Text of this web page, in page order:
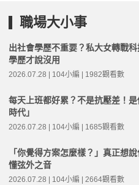
職場大小事
出社會學歷不重要？私大女轉戰
學歷才說沒用
2026.07.28 | 104小編 | 1982觀看數
每天上班都好累？不是抗壓差！
時代」
2026.07.28 | 104小編 | 1685觀看數
「你覺得方案怎麼樣？」真正想
懂弦外之音
2026.07.28 | 104小編 | 2664觀看數